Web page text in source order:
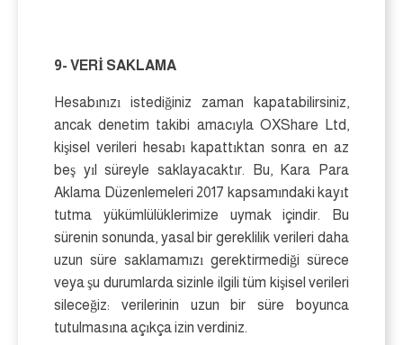
9- VERİ SAKLAMA
Hesabınızı istediğiniz zaman kapatabilirsiniz,
ancak denetim takibi amacıyla OXShare Ltd,
kişisel verileri hesabı kapattıktan sonra en az
beş yıl süreyle saklayacaktır. Bu, Kara Para
Aklama Düzenlemeleri 2017 kapsamındaki kayıt
tutma yükümlülüklerimize uymak içindir. Bu
sürenin sonunda, yasal bir gereklilik verileri daha
uzun süre saklamamızı gerektirmediği sürece
veya şu durumlarda sizinle ilgili tüm kişisel verileri
sileceğiz: verilerinin uzun bir süre boyunca
tutulmasına açıkça izin verdiniz.